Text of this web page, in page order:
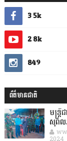
3.5k
2.8k
849
ព័ត៌មានជាតិ
មន្ត្
សុពល